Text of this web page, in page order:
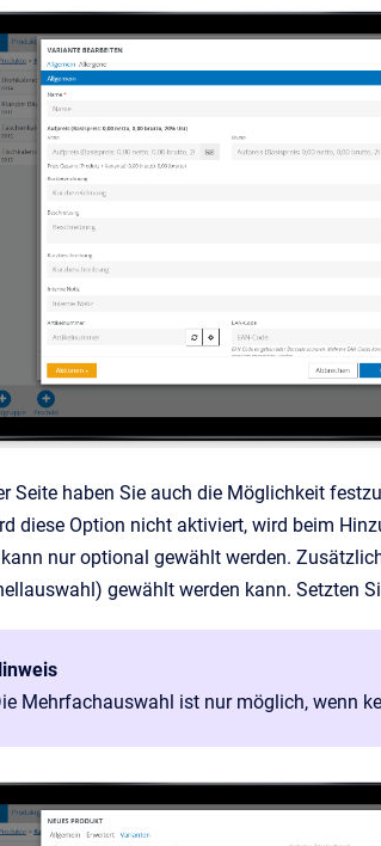
Seite haben Sie auch die Möglichkeit
diese Option nicht aktiviert, wird beim
nur optional gewählt werden.
gewählt werden kann. Setzten
Mehrfachauswahl ist nur möglich, wenn